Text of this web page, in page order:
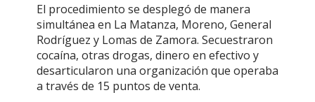
El procedimiento se desplegó de manera
simultánea en La Matanza, Moreno, General
Rodríguez y Lomas de Zamora. Secuestraron
cocaína, otras drogas, dinero en efectivo y
desarticularon una organización que operaba
a través de 15 puntos de venta.